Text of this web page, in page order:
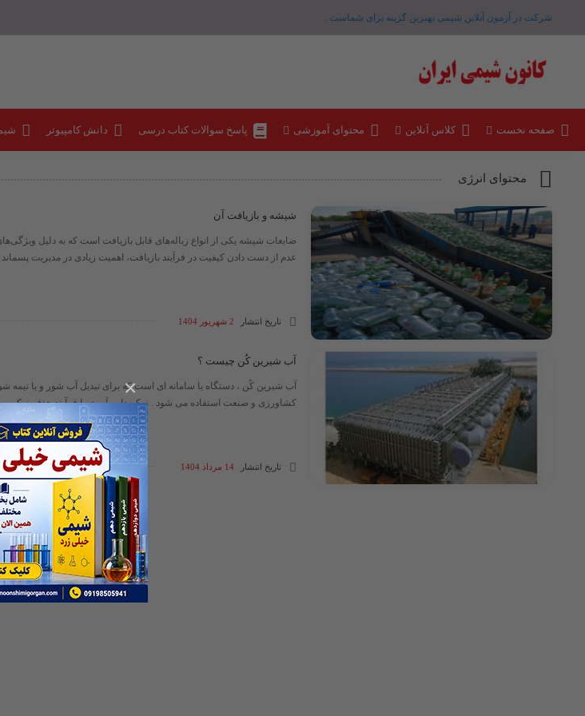
×
شرکت در آزمون آنلاین شیمی بهترین گزینه برای شماست .
صفحه نخست کلاس آنلاین محتوای آموزشی پاسخ سوالات کتاب درسی دانش کامپیوتر
محتوای انرژی
شیشه و بازیافت آن
ضایعات شیشه یکی از انواع زباله‌های قابل بازیافت است که به دلیل
عدم از دست دادن کیفیت در فرآیند بازیافت، اهمیت زیادی در مدیریت
تاریخ انتشار 2 شهریور 1404
آب شیرین کُن چیست ؟
آب شیرین کُن ، دستگاه یا سامانه ای است که برای تبدیل آب شور و یا نیمه
کشاورزی و صنعت استفاده می شود . نمک‌زدایی آب دریا فرآیند حذف نمک ...
تاریخ انتشار 14 مرداد 1404